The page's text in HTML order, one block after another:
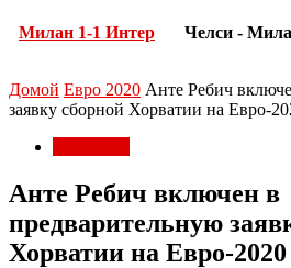
Милан 1-1 Интер Челси -
Домой Евро 2020 Анте Ребич
заявку сборной Хорватии на Евро-
Анте Ребич включен в
предварительную
Хорватии на Евро-2020